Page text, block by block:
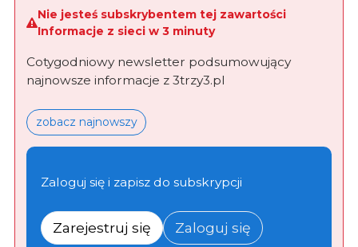
Nie jesteś subskrybentem tej zawartości
Informacje z sieci w 3 minuty
Cotygodniowy newsletter podsumowujący
najnowsze informacje z 3trzy3.pl
zobacz najnowszy
Zaloguj się i zapisz do subskrypcji
Zarejestruj się Zaloguj się